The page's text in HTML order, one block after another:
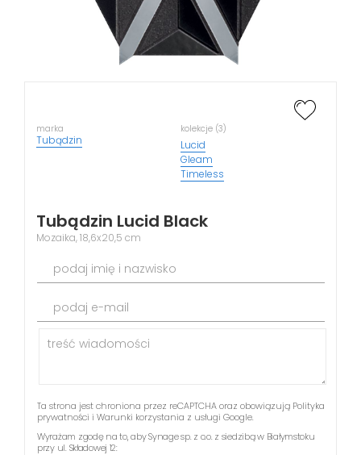
marka
Tubądzin
kolekcje (3)
Lucid
Gleam
Timeless
Tubądzin Lucid Black
Mozaika, 18,6x20,5 cm
podaj imię i nazwisko
podaj e-mail
Ta strona jest chroniona przez reCAPTCHA oraz obowiązują Polityka
prywatności i Warunki korzystania z usługi Google.
Wyrażam zgodę na to, aby Synage sp. z o.o. z siedzibą w Białymstoku
przy ul. Składowej 12: